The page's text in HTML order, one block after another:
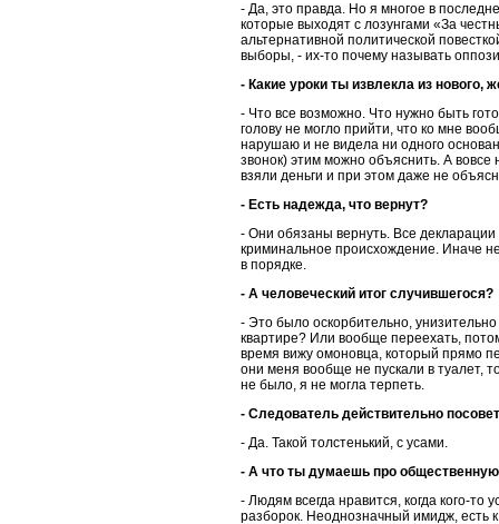
- Да, это правда. Но я многое в
которые выходят с лозунгами «За
альтернативной политической
выборы, - их-то почему называть
- Какие уроки ты извлекла из нового,
- Что все возможно. Что нужно быть
голову не могло прийти, что ко мне
нарушаю и не видела ни одного
звонок) этим можно объяснить. А
взяли деньги и при этом даже не
- Есть надежда, что вернут?
- Они обязаны вернуть. Все
криминальное происхождение. Иначе
в порядке.
- А человеческий итог случившегося?
- Это было оскорбительно,
квартире? Или вообще переехать,
время вижу омоновца, который прямо
они меня вообще не пускали в туалет,
не было, я не могла терпеть.
- Следователь действительно
- Да. Такой толстенький, с усами.
- А что ты думаешь про общественную
- Людям всегда нравится, когда кого-
разборок. Неоднозначный имидж, есть